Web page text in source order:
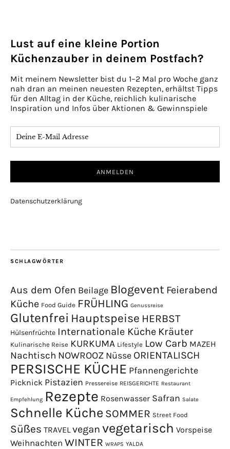
Lust auf eine kleine Portion
Küchenzauber in deinem Postfach?
Mit meinem Newsletter bist du 1–2 Mal pro Woche ganz
nah dran an meinen neuesten Rezepten, erhältst Tipps
für den Alltag in der Küche, reichlich kulinarische
Inspiration und Infos über Aktionen & Gewinnspiele
Datenschutzerklärung
SCHLAGWÖRTER
Aus dem Ofen Beilage Blogevent Feierabend
Küche Food Guide FRÜHLING Genussreise
Glutenfrei Hauptspeise HERBST
Hülsenfrüchte Internationale Küche Kräuter
Kulinarische Reise KURKUMA Lifestyle Low Carb MAZEH
Nachtisch NOWROOZ Nüsse ORIENTALISCH
PERSISCHE KÜCHE Pfannengerichte
Picknick Pistazien Pressereise REISGERICHTE Restaurant
Empfehlung Rezepte Rosenwasser Safran Salate
Schnelle Küche SOMMER Street Food
Süßes TRAVEL vegan vegetarisch Vorspeise
Weihnachten WINTER WRAPS YALDA